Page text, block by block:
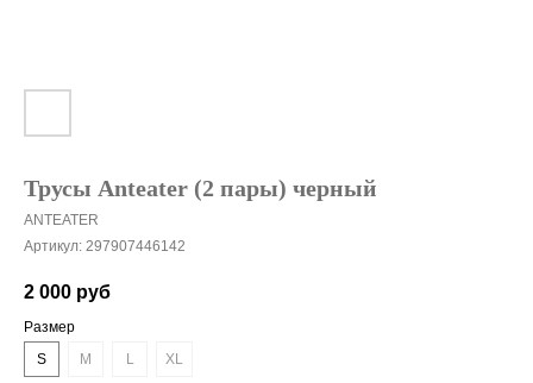
Трусы Anteater (2 пары) черный
ANTEATER
Артикул: 297907446142
2 000 руб
Размер
S
M L XL